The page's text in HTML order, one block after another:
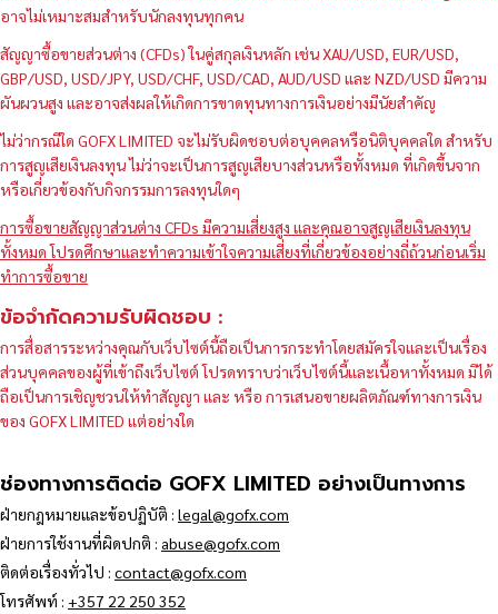
อาจไม่เหมาะสมสำหรับนักลงทุนทุกคน
สัญญาซื้อขายส่วนต่าง (CFDs) ในคู่สกุลเงินหลัก เช่น XAU/USD, EUR/USD,
GBP/USD, USD/JPY, USD/CHF, USD/CAD, AUD/USD และ NZD/USD มีความ
ผันผวนสูง และอาจส่งผลให้เกิดการขาดทุนทางการเงินอย่างมีนัยสำคัญ
ไม่ว่ากรณีใด GOFX LIMITED จะไม่รับผิดชอบต่อบุคคลหรือนิติบุคคลใด สำหรับ
การสูญเสียเงินลงทุน ไม่ว่าจะเป็นการสูญเสียบางส่วนหรือทั้งหมด ที่เกิดขึ้นจาก
หรือเกี่ยวข้องกับกิจกรรมการลงทุนใดๆ
การซื้อขายสัญญาส่วนต่าง CFDs มีความเสี่ยงสูง และคุณอาจสูญเสียเงินลงทุน
ทั้งหมด โปรดศึกษาและทำความเข้าใจความเสี่ยงที่เกี่ยวข้องอย่างถี่ถ้วนก่อนเริ่ม
ทำการซื้อขาย
ข้อจำกัดความรับผิดชอบ :
การสื่อสารระหว่างคุณกับเว็บไซต์นี้ถือเป็นการกระทำโดยสมัครใจและเป็นเรื่อง
ส่วนบุคคลของผู้ที่เข้าถึงเว็บไซต์ โปรดทราบว่าเว็บไซต์นี้และเนื้อหาทั้งหมด มิได้
ถือเป็นการเชิญชวนให้ทำสัญญา และ หรือ การเสนอขายผลิตภัณฑ์ทางการเงิน
ของ GOFX LIMITED แต่อย่างใด
ช่องทางการติดต่อ GOFX LIMITED อย่างเป็นทางการ
ฝ่ายกฎหมายและข้อปฏิบัติ : legal@gofx.com
ฝ่ายการใช้งานที่ผิดปกติ : abuse@gofx.com
ติดต่อเรื่องทั่วไป : contact@gofx.com
โทรศัพท์ : +357 22 250 352